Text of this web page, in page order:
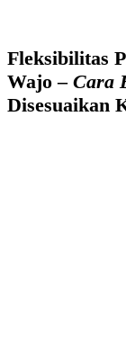
Fleksibilitas
Wajo – Cara
Disesuaikan